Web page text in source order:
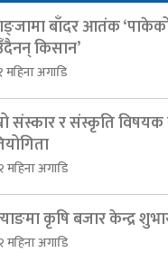
बाँदर आतंक ‘पाकेको
किसान’
महिना अगाडि
संस्कार र संस्कृति
महिना अगाडि
कृषि बजार केन्द्र
महिना अगाडि